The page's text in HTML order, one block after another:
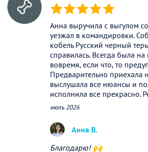
(*) (*) (*) (*) (*)
Анна выручила с выгулом
уезжал в командировки.
кобель Русский черный
справилась. Всегда была
вовремя, если что, то
Предварительно приехала
выслушала все нюансы и
исполнила все прекрасно.
июль 2026
Анна В.
Благодарю! 🙌